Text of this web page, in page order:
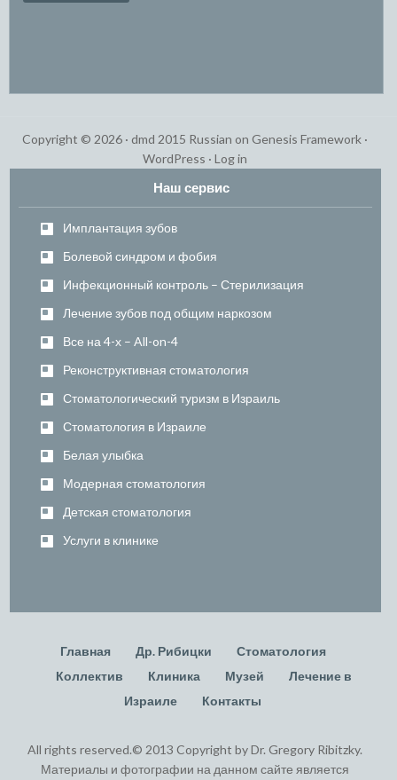
Copyright © 2026 · dmd 2015 Russian on Genesis Framework ·
WordPress · Log in
Наш сервис
Имплантация зубов
Болевой синдром и фобия
Инфекционный контроль – Стерилизация
Лечение зубов под общим наркозом
Все на 4-х – All-on-4
Реконструктивная стоматология
Стоматологический туризм в Израиль
Стоматология в Израиле
Белая улыбка
Модерная стоматология
Детская стоматология
Услуги в клинике
Главная Др. Рибицки
Стоматология
Коллектив
Клиника Музей
Лечение в
Израиле
Контакты
All rights reserved.© 2013 Copyright by Dr. Gregory Ribitzky.
Материалы и фотографии на данном сайте является